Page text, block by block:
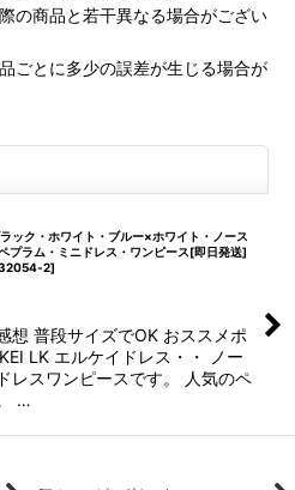
の商品と若干異なる場合がござい
ごとに多少の誤差が生じる場合が
ック・ホワイト・ブルー×ホワイト・ノース
プラム・ミニドレス・ワンピース[即日発送]
]
想 普段サイズでOK おススメポ
LK エルケイドレス・・ ノー
レスワンピースです。 人気のペ
…